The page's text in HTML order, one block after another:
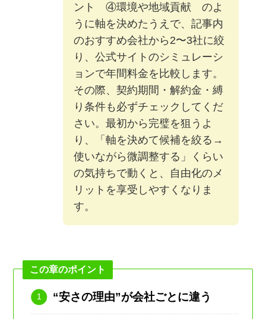
ント ④環境や地域貢献 のよ
うに軸を決めたうえで、記事内
のおすすめ会社から2〜3社に絞
り、公式サイトのシミュレーシ
ョンで年間料金を比較します。
その際、契約期間・解約金・縛
り条件も必ずチェックしてくだ
さい。最初から完璧を狙うよ
り、「軸を決めて候補を絞る→
使いながら微調整する」くらい
の気持ちで動くと、自由化のメ
リットを享受しやすくなりま
す。
この章のポイント
“安さの理由”が会社ごとに違う